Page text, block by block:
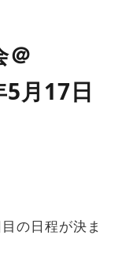
＠
月17日
の日程が決ま